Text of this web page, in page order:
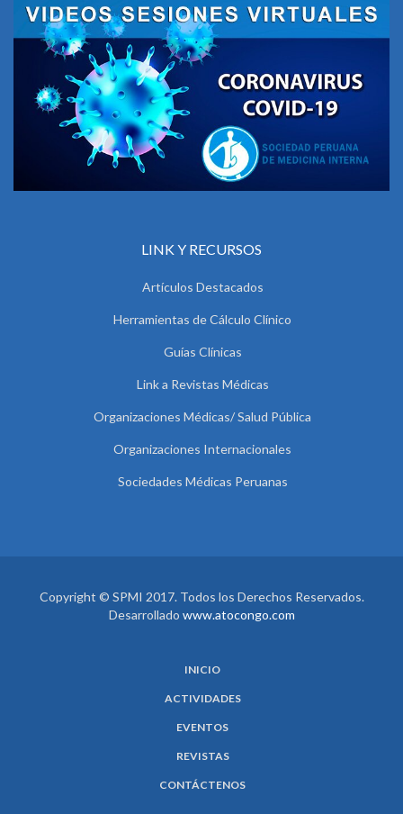
LINK Y RECURSOS
Artículos Destacados
Herramientas de Cálculo Clínico
Guías Clínicas
Link a Revistas Médicas
Organizaciones Médicas/ Salud Pública
Organizaciones Internacionales
Sociedades Médicas Peruanas
Copyright © SPMI 2017. Todos los Derechos Reservados.
Desarrollado www.atocongo.com
INICIO
ACTIVIDADES
EVENTOS
REVISTAS
CONTÁCTENOS